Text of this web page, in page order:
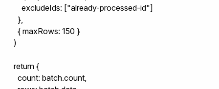
      excludeIds: ["already-processed-id"]
    },
    { maxRows: 150 }
  )
  return {
    count: batch.count,